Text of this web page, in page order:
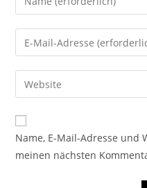
Name, E-Mail-Adresse und
meinen nächsten